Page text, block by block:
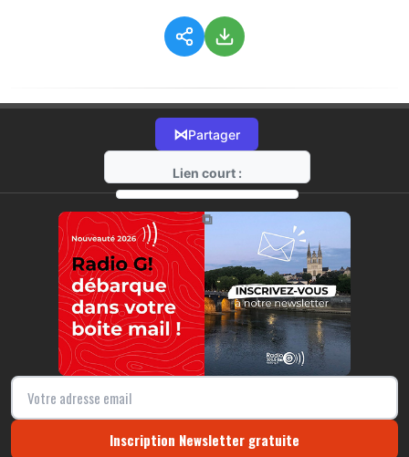
⋈Partager
Lien court :
https://radio-g.fr?14143
⧉
Inscription Newsletter gratuite